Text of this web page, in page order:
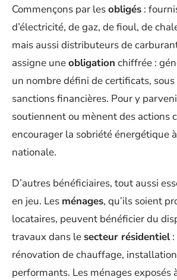
Commençons par lesobligés :
d’électricité, de gaz, de fioul, de
mais aussi distributeurs de
assigne uneobligation chiffrée :
un nombre défini de certificats,
sanctions financières. Pour y
soutiennent ou mènent des actions
encourager la sobriété énergétique
nationale.
D’autres bénéficiaires, tout aussi
en jeu. Les ménages, qu’ils soient
locataires, peuvent bénéficier du
travaux dans le secteur résidentiel:
rénovation de chauffage,
performants. Les ménages exposés